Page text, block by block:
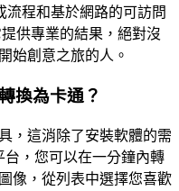
流程和基於網路的可訪問
供專業的結果，絕對沒
始創意之旅的人。
換為卡通？
，這消除了安裝軟體的需
台，您可以在一分鐘內轉
像，從列表中選擇您喜歡